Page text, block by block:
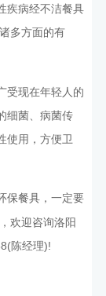
病经不洁餐具
多方面的有
现在年轻人的
细菌、病菌传
使用，方便卫
保餐具，一定要
欢迎咨询洛阳
陈经理)!